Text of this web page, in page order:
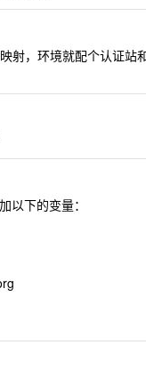
射，环境就配个认证站
以下的变量：